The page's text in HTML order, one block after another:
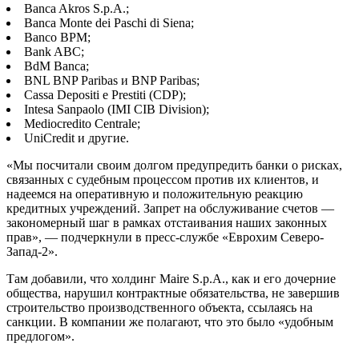
Banca Akros S.p.A.;
Banca Monte dei Paschi di Siena;
Banco BPM;
Bank ABC;
BdM Banca;
BNL BNP Paribas и BNP Paribas;
Cassa Depositi e Prestiti (CDP);
Intesa Sanpaolo (IMI CIB Division);
Mediocredito Centrale;
UniCredit и другие.
«Мы посчитали своим долгом предупредить банки о рисках,
связанных с судебным процессом против их клиентов, и
надеемся на оперативную и положительную реакцию
кредитных учреждений. Запрет на обслуживание счетов —
закономерный шаг в рамках отстаивания наших законных
прав», — подчеркнули в пресс-службе «Еврохим Северо-
Запад-2».
Там добавили, что холдинг Maire S.p.A., как и его дочерние
общества, нарушил контрактные обязательства, не завершив
строительство производственного объекта, ссылаясь на
санкции. В компании же полагают, что это было «удобным
предлогом».